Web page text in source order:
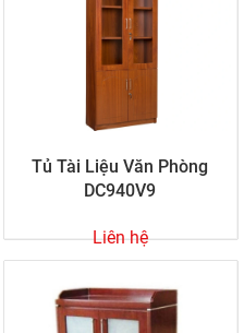
Tủ Tài Liệu Văn Phòng
DC940V9
Liên hệ